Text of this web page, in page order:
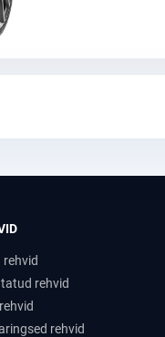
rehvid
rehvid
rehvid